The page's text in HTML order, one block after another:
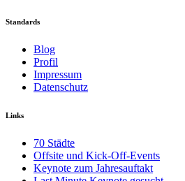
Standards
Blog
Profil
Impressum
Datenschutz
Links
70 Städte
Offsite und Kick-Off-Events
Keynote zum Jahresauftakt